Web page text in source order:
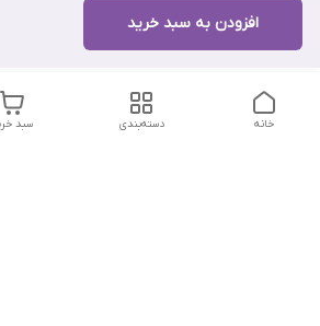
افزودن به سبد خرید
سبد دسته‌بندی خانه